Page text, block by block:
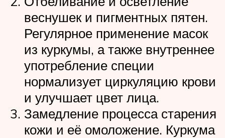
веснушек и пигментных пятен.
Регулярное применение масок
из куркумы, а также внутреннее
употребление специи
нормализует циркуляцию крови
и улучшает цвет лица.
Замедление процесса старения
кожи и её омоложение. Куркума